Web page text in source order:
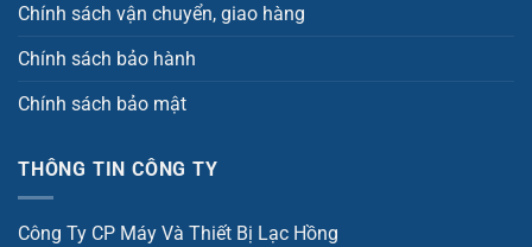
Chính sách vận chuyển, giao hàng
Chính sách bảo hành
Chính sách bảo mật
THÔNG TIN CÔNG TY
Công Ty CP Máy Và Thiết Bị Lạc Hồng